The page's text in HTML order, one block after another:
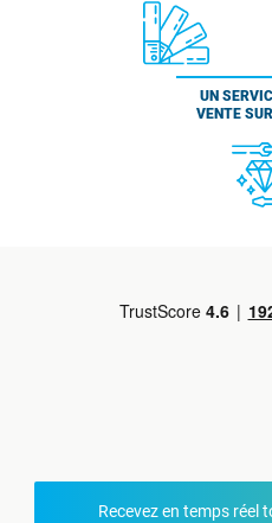
UN
VENTE
Recevez en temps